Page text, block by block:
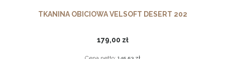
TKANINA OBICIOWA VELSOFT DESERT 202
179,00 zł